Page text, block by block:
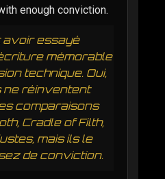
enough conviction.
avoir essayé
mémorable
technique. Oui,
ne réinventent
comparaisons
Cradle of Filth,
mais ils le
de conviction.